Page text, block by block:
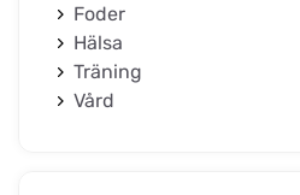
Foder
Hälsa
Träning
Vård